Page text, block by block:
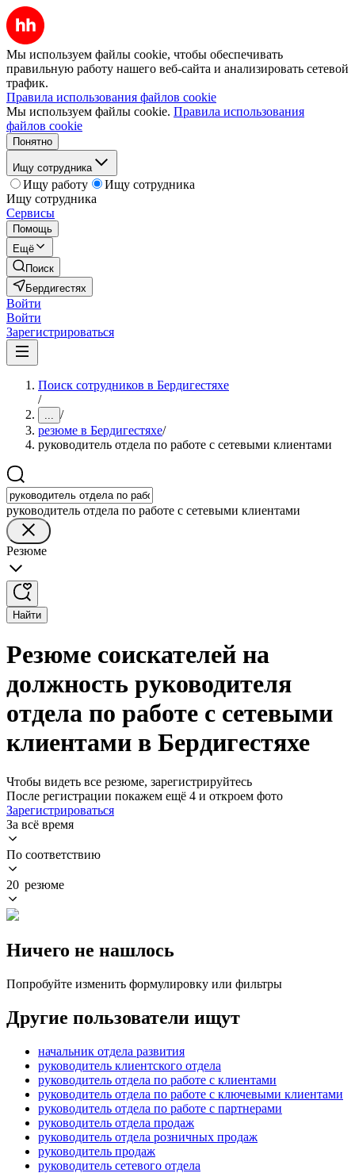
Мы используем файлы cookie, чтобы обеспечивать
правильную работу нашего веб-сайта и анализировать сетевой
трафик.
Правила использования файлов cookie
Мы используем файлы cookie. Правила использования
файлов cookie
Понятно
Ищу сотрудника
Ищу работу
Ищу сотрудника
Ищу сотрудника
Сервисы
Помощь
Ещё
Поиск
Бердигестях
Войти
Войти
Зарегистрироваться
Поиск сотрудников в Бердигестяхе
/
... /
резюме в Бердигестяхе/
руководитель отдела по работе с сетевыми клиентами
руководитель отдела по работе с сетевыми клиентами
Резюме
Найти
Резюме соискателей на
должность руководителя
отдела по работе с сетевыми
клиентами в Бердигестяхе
Чтобы видеть все резюме, зарегистрируйтесь
После регистрации покажем ещё 4 и откроем фото
Зарегистрироваться
За всё время
По соответствию
20 резюме
Ничего не нашлось
Попробуйте изменить формулировку или фильтры
Другие пользователи ищут
начальник отдела развития
руководитель клиентского отдела
руководитель отдела по работе с клиентами
руководитель отдела по работе с ключевыми клиентами
руководитель отдела по работе с партнерами
руководитель отдела продаж
руководитель отдела розничных продаж
руководитель продаж
руководитель сетевого отдела